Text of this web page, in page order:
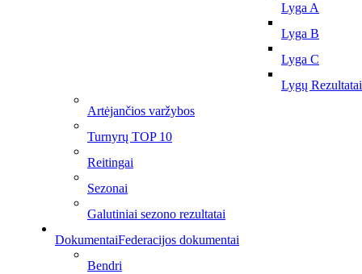
Lyga A
Lyga B
Lyga C
Lygų Rezultatai
Artėjančios varžybos
Turnyrų TOP 10
Reitingai
Sezonai
Galutiniai sezono rezultatai
DokumentaiFederacijos dokumentai
Bendri